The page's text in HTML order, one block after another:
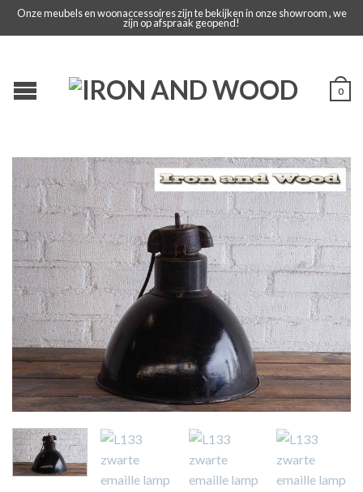
Onze meubels en woonaccessoires zijn te bekijken in onze showroom , we
zijn op afspraak geopend!
0